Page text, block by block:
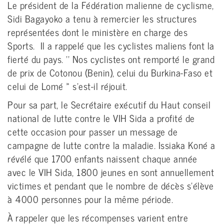
Le président de la Fédération malienne de cyclisme,
Sidi Bagayoko a tenu à remercier les structures
représentées dont le ministère en charge des
Sports. Il a rappelé que les cyclistes maliens font la
fierté du pays. '' Nos cyclistes ont remporté le grand
de prix de Cotonou (Benin), celui du Burkina-Faso et
celui de Lomé » s'est-il réjouit.
Pour sa part, le Secrétaire exécutif du Haut conseil
national de lutte contre le VIH Sida a profité de
cette occasion pour passer un message de
campagne de lutte contre la maladie. Issiaka Koné a
révélé que 1700 enfants naissent chaque année
avec le VIH Sida, 1800 jeunes en sont annuellement
victimes et pendant que le nombre de décès s'élève
à 4000 personnes pour la même période.
À rappeler que les récompenses varient entre